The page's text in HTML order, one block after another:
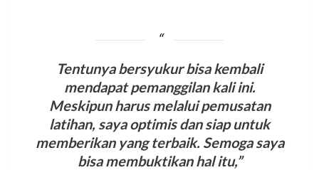
Tentunya bersyukur bisa kembali
mendapat pemanggilan kali ini.
Meskipun harus melalui pemusatan
latihan, saya optimis dan siap untuk
memberikan yang terbaik. Semoga saya
bisa membuktikan hal itu,”